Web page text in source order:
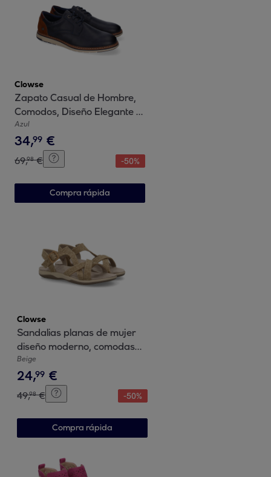
Clowse
Zapato Casual de Hombre,
Comodos, Diseño Elegante y
Moderno
Azul
34,99 €
69,98 € -50%
Compra rápida
Clowse
Sandalias planas de mujer
diseño moderno, comodas
con cierre de cierre
autoadherente y con tiras
cruzadas
Beige
24,99 €
49,98 € -50%
Compra rápida